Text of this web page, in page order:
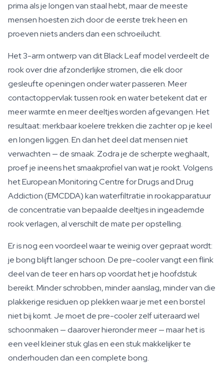
prima als je longen van staal hebt, maar de meeste
mensen hoesten zich door de eerste trek heen en
proeven niets anders dan een schroeilucht.
Het 3-arm ontwerp van dit Black Leaf model verdeelt de
rook over drie afzonderlijke stromen, die elk door
gesleufte openingen onder water passeren. Meer
contactoppervlak tussen rook en water betekent dat er
meer warmte en meer deeltjes worden afgevangen. Het
resultaat: merkbaar koelere trekken die zachter op je keel
en longen liggen. En dan het deel dat mensen niet
verwachten — de smaak. Zodra je de scherpte weghaalt,
proef je ineens het smaakprofiel van wat je rookt. Volgens
het European Monitoring Centre for Drugs and Drug
Addiction (EMCDDA) kan waterfiltratie in rookapparatuur
de concentratie van bepaalde deeltjes in ingeademde
rook verlagen, al verschilt de mate per opstelling.
Er is nog een voordeel waar te weinig over gepraat wordt:
je bong blijft langer schoon. De pre-cooler vangt een flink
deel van de teer en hars op voordat het je hoofdstuk
bereikt. Minder schrobben, minder aanslag, minder van die
plakkerige residuen op plekken waar je met een borstel
niet bij komt. Je moet de pre-cooler zelf uiteraard wel
schoonmaken — daarover hieronder meer — maar het is
een veel kleiner stuk glas en een stuk makkelijker te
onderhouden dan een complete bong.